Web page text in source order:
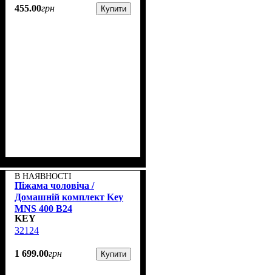
455.00грн Купити
В НАЯВНОСТІ
Піжама чоловіча /
Домашній комплект Key
MNS 400 B24
KEY
32124
1 699.00грн Купити